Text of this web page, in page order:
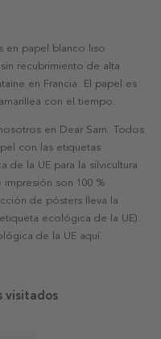
en papel blanco liso
recubrimiento de alta
en Francia. El papel es
con el tiempo.
en Dear Sam. Todos
con las etiquetas
de la UE para la silvicultura
son 100 %
de pósters lleva la
ecológica de la UE).
de la UE aquí.
visitados